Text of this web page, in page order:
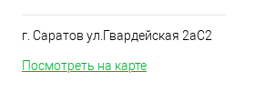
г. Саратов ул.Гвардейская 2аС2
Посмотреть на карте